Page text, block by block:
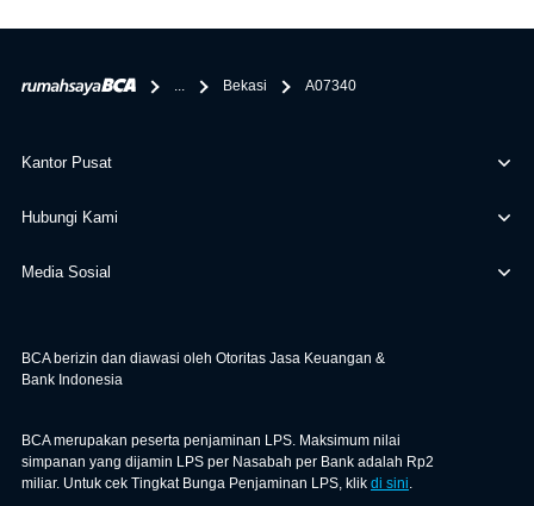
bertanggung jawab terhadap informasi yang rekanan
... Bekasi A07340
Kantor Pusat
Hubungi Kami
Media Sosial
BCA berizin dan diawasi oleh Otoritas Jasa Keuangan &
Bank Indonesia
BCA merupakan peserta penjaminan LPS. Maksimum nilai
simpanan yang dijamin LPS per Nasabah per Bank adalah Rp2
miliar. Untuk cek Tingkat Bunga Penjaminan LPS, klik di sini.